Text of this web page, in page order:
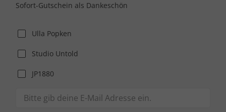
Sofort-Gutschein als Dankeschön
Ulla Popken
Studio Untold
JP1880